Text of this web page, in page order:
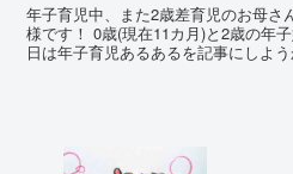
年子育児中、また2歳差育児のお母さ
様です！ 0歳(現在11カ月)と2歳の年
日は年子育児あるあるを記事にしよ